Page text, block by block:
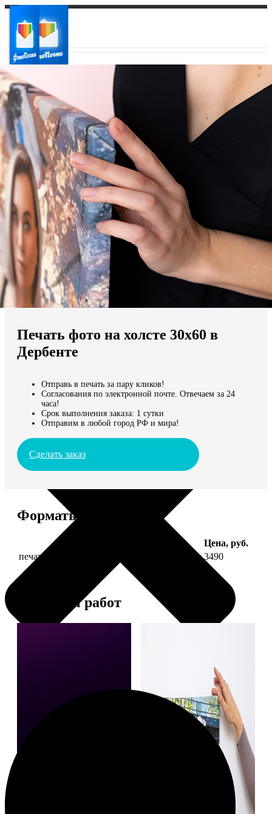
Ваш город:
Ваш регион доставки
Выберите из списка:
Мы доставляем по всему миру
Продолжить без города
Печать фото на холсте 30х60 в
Дербенте
Отправь в печать за пару кликов!
Согласования по электронной почте. Отвечаем за 24
часа!
Срок выполнения заказа: 1 сутки
Отправим в любой город РФ и мира!
Сделать заказ
Форматы и цены
Цена, руб.
печать фото на холсте 30х60 на подрамнике 3490
Примеры работ